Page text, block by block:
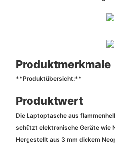
Produktmerkmale
**Produktübersicht:**
Produktwert
Die Laptoptasche aus
schützt elektronische Geräte wie
Hergestellt aus 3 mm dickem